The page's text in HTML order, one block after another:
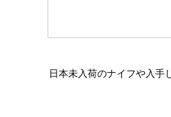
日本未入荷のナイフや入手